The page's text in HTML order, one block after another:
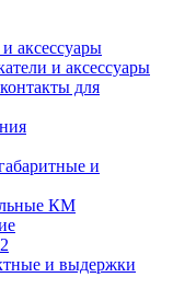
аксессуары
и аксессуары
для
и
КМ
и выдержки